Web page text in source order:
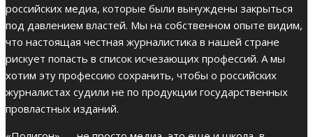
российских медиа, которые были вынуждены закрыться
под давлением властей. Мы на собственном опыте видим,
что настоящая честная журналистика в нашей стране
рискует попасть в список исчезающих профессий. А мы
хотим эту профессию сохранить, чтобы о российских
журналистах судили не по продукции государственных
провластных изданий.